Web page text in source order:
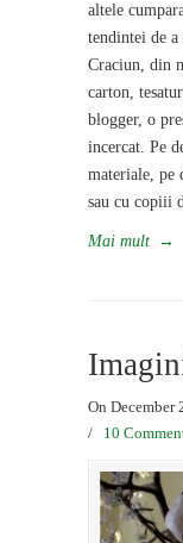
altele
tendintei de a
Craciun, din
carton,
blogger, o
incercat. Pe
materiale, pe
sau cu copiii
Mai mult →
On December
/ 10